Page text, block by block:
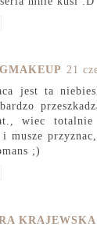
21
jest ta
wiec
musze
;)
KRAJEWSKA